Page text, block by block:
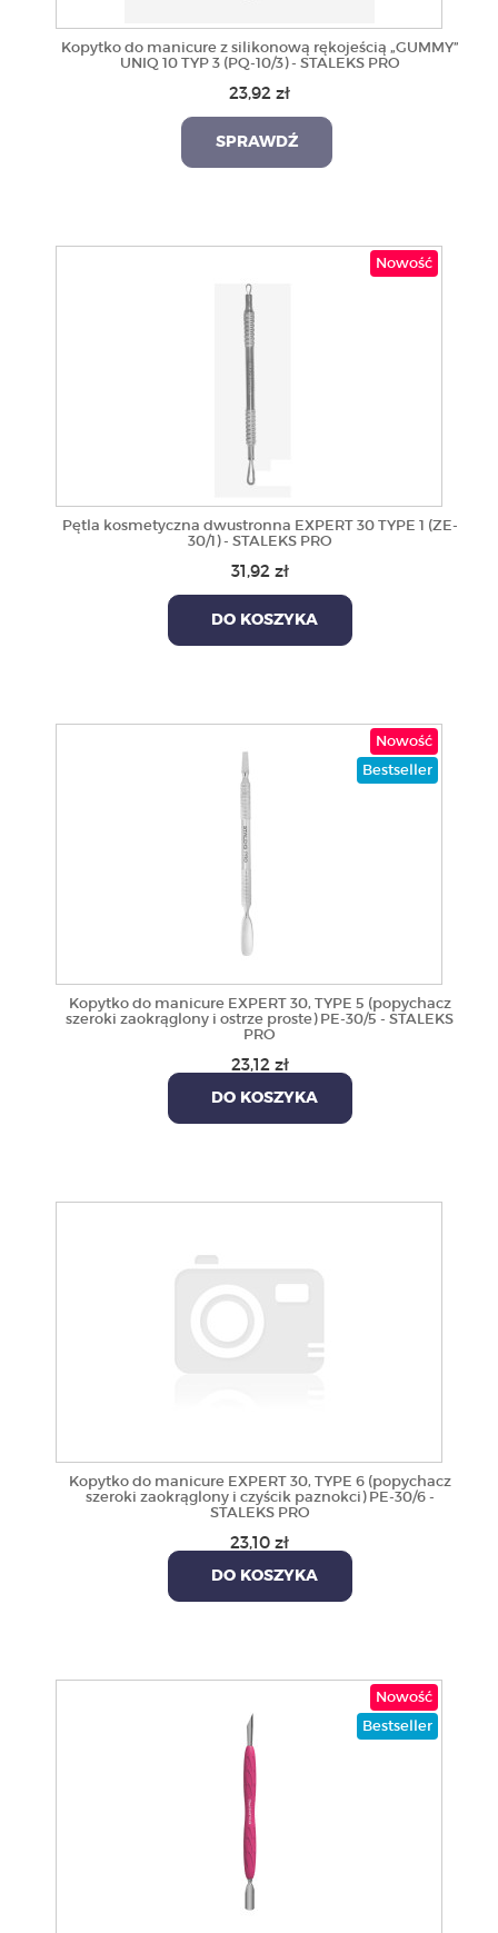
Kopytko do manicure z silikonową rękojeścią „GUMMY”
UNIQ 10 TYP 3 (PQ-10/3) - STALEKS PRO
23,92 zł
SPRAWDŹ
Nowość
Pętla kosmetyczna dwustronna EXPERT 30 TYPE 1 (ZE-
30/1) - STALEKS PRO
31,92 zł
DO KOSZYKA
Nowość
Bestseller
Kopytko do manicure EXPERT 30, TYPE 5 (popychacz
szeroki zaokrąglony i ostrze proste) PE-30/5 - STALEKS
PRO
23,12 zł
DO KOSZYKA
Kopytko do manicure EXPERT 30, TYPE 6 (popychacz
szeroki zaokrąglony i czyścik paznokci) PE-30/6 -
STALEKS PRO
23,10 zł
DO KOSZYKA
Nowość
Bestseller